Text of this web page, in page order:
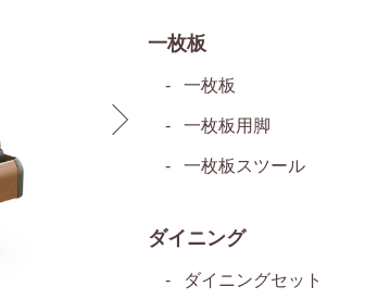
一枚板
一枚板
一枚板用脚
一枚板スツール
ダイニング
ダイニングセット